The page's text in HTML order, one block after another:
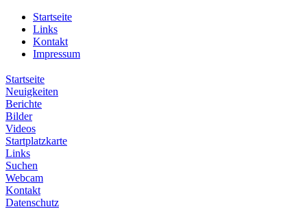
Startseite
Links
Kontakt
Impressum
Startseite
Neuigkeiten
Berichte
Bilder
Videos
Startplatzkarte
Links
Suchen
Webcam
Kontakt
Datenschutz